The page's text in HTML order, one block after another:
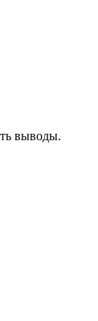
выводы.